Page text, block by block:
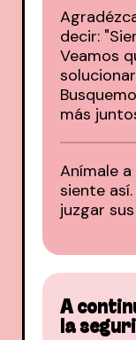
decir:
Veamos
más
Anímale
siente
juzgar
A
la